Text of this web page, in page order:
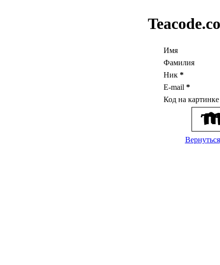
Имя
Фамилия
Ник *
E-mail *
Код на
Вернуться